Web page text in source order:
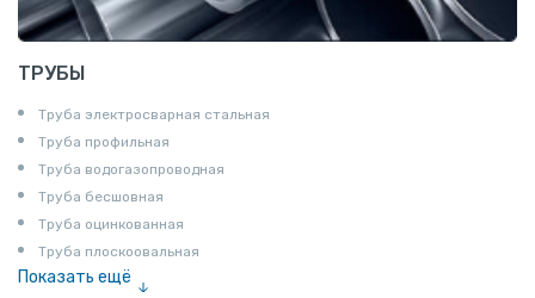
ТРУБЫ
Труба электросварная стальная
Труба профильная
Труба водогазопроводная
Труба бесшовная
Труба оцинкованная
Труба плоскоовальная
Показать ещё